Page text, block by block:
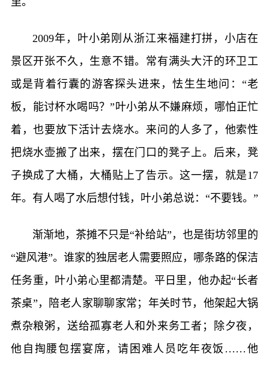
2009年，叶小弟刚从浙江来福建打拼，小店在
景区开张不久，生意不错。常有满头大汗的环卫工
或是背着行囊的游客探头进来，怯生生地问：“老
板，能讨杯水喝吗？”叶小弟从不嫌麻烦，哪怕正忙
着，也要放下活计去烧水。来问的人多了，他索性
把烧水壶搬了出来，摆在门口的凳子上。后来，凳
子换成了大桶，大桶贴上了告示。这一摆，就是17
年。有人喝了水后想付钱，叶小弟总说：“不要钱。”
渐渐地，茶摊不只是“补给站”，也是街坊邻里的
“避风港”。谁家的独居老人需要照应，哪条路的保洁
任务重，叶小弟心里都清楚。平日里，他办起“长者
茶桌”，陪老人家聊聊家常；年关时节，他架起大锅
煮杂粮粥，送给孤寡老人和外来务工者；除夕夜，
他自掏腰包摆宴席，请困难人员吃年夜饭……他